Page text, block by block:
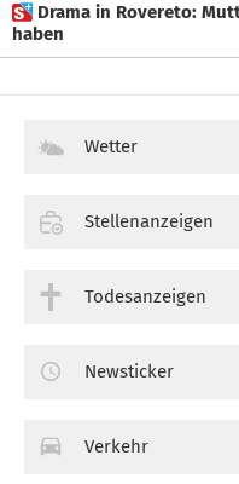
 Drama in Rovereto: Mutter tot – Sohn soll sie erdrosselt
haben
Wetter
Stellenanzeigen
Todesanzeigen
Newsticker
Verkehr